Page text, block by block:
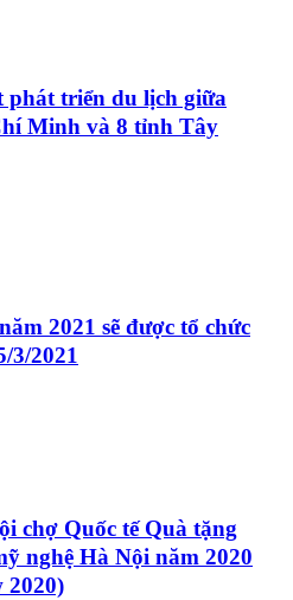
phát triển du lịch giữa
Minh và 8 tỉnh Tây
2021 sẽ được tổ chức
3/2021
chợ Quốc tế Quà tặng
nghệ Hà Nội năm 2020
2020)